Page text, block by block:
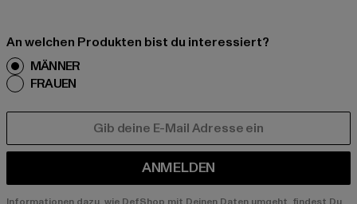
An welchen Produkten bist du interessiert?
MÄNNER
FRAUEN
ANMELDEN